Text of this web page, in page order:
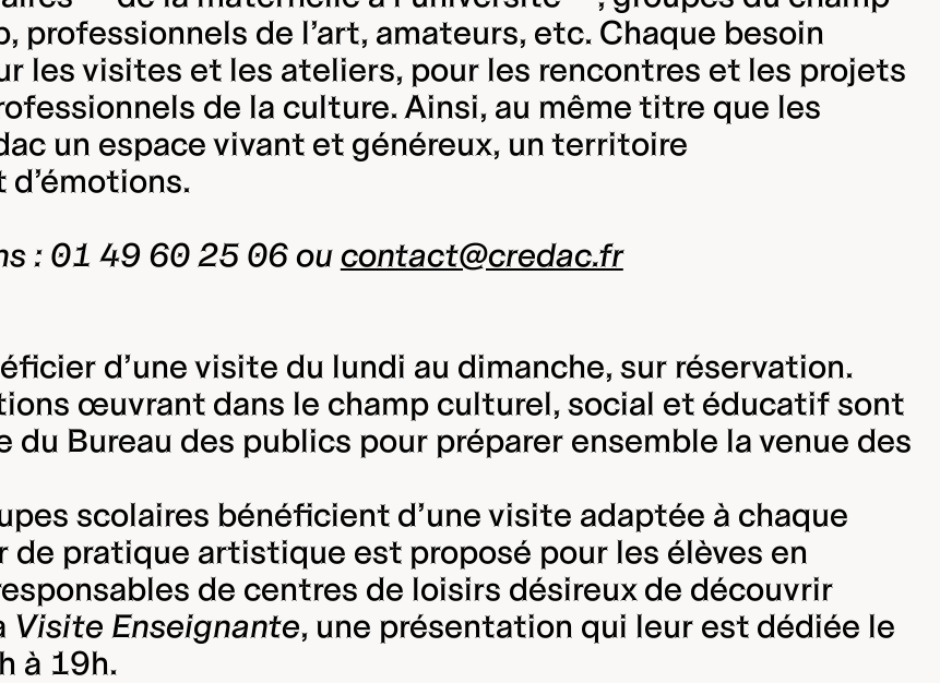
professionnels de l’art, amateurs, etc. Chaque besoin
les visites et les ateliers, pour les rencontres et les projets
de la culture. Ainsi, au même titre que les
un espace vivant et généreux, un territoire
d’émotions.
: 01 49 60 25 06 ou contact@credac.fr
d’une visite du lundi au dimanche, sur réservation.
œuvrant dans le champ culturel, social et éducatif sont
du Bureau des publics pour préparer ensemble la venue des
scolaires bénéficient d’une visite adaptée à chaque
de pratique artistique est proposé pour les élèves en
de centres de loisirs désireux de découvrir
Visite Enseignante, une présentation qui leur est dédiée le
à 19h.